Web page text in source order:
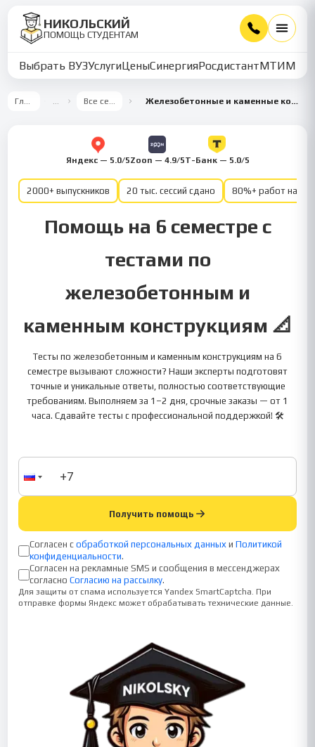
НИКОЛЬСКИЙ
ПОМОЩЬ СТУДЕНТАМ
Выбрать ВУЗУслугиЦеныСинергияРосдистантМТИММУ
Главная … Все семестры Железобетонные и каменные конструкции 6 семестр
Яндекс — 5.0/5Zoon — 4.9/5Т-Банк — 5.0/5
2000+ выпускников 20 тыс. сессий сдано 80%+ работ на
Помощь на 6 семестре с
тестами по
железобетонным и
каменным конструкциям 📐
Тесты по железобетонным и каменным конструкциям на 6
семестре вызывают сложности? Наши эксперты подготовят
точные и уникальные ответы, полностью соответствующие
требованиям. Выполняем за 1–2 дня, срочные заказы — от 1
часа. Сдавайте тесты с профессиональной поддержкой! 🛠️
Получить помощь
Согласен с обработкой персональных данных и Политикой
конфиденциальности.
Согласен на рекламные SMS и сообщения в мессенджерах
согласно Согласию на рассылку.
Для защиты от спама используется Yandex SmartCaptcha. При
отправке формы Яндекс может обрабатывать технические данные.